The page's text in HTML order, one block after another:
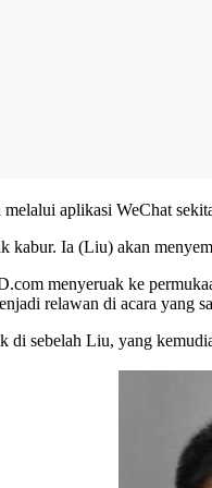
aplikasi WeChat
kabur. Ia (Liu) akan
menyeruak ke
relawan di acara yang
sebelah Liu, yang